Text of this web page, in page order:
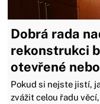
Dobrá rada
rekonstrukci
otevřené
Pokud si nejste jistí,
zvážit celou řadu